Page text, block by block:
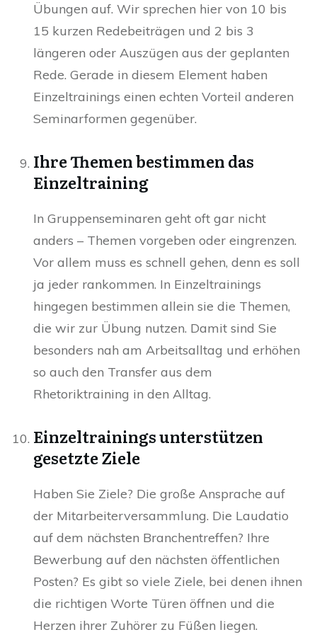
Übungen auf. Wir sprechen hier von 10 bis
15 kurzen Redebeiträgen und 2 bis 3
längeren oder Auszügen aus der geplanten
Rede. Gerade in diesem Element haben
Einzeltrainings einen echten Vorteil anderen
Seminarformen gegenüber.
Ihre Themen bestimmen das
Einzeltraining
In Gruppenseminaren geht oft gar nicht
anders – Themen vorgeben oder eingrenzen.
Vor allem muss es schnell gehen, denn es soll
ja jeder rankommen. In Einzeltrainings
hingegen bestimmen allein sie die Themen,
die wir zur Übung nutzen. Damit sind Sie
besonders nah am Arbeitsalltag und erhöhen
so auch den Transfer aus dem
Rhetoriktraining in den Alltag.
Einzeltrainings unterstützen
gesetzte Ziele
Haben Sie Ziele? Die große Ansprache auf
der Mitarbeiterversammlung. Die Laudatio
auf dem nächsten Branchentreffen? Ihre
Bewerbung auf den nächsten öffentlichen
Posten? Es gibt so viele Ziele, bei denen ihnen
die richtigen Worte Türen öffnen und die
Herzen ihrer Zuhörer zu Füßen liegen.